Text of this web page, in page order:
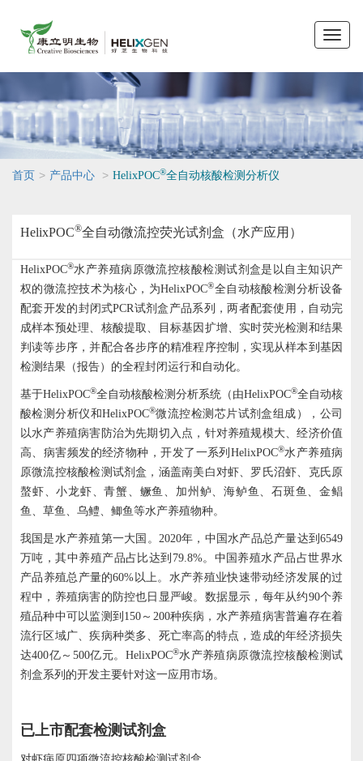
Toggle
首页 > 产品中心 > HelixPOC®全自动核酸检测分析仪
HelixPOC®全自动微流控荧光试剂盒（水产应用）
HelixPOC®水产养殖病原微流控核酸检测试剂盒是以自主知识产
权的微流控技术为核心，为HelixPOC®全自动核酸检测分析设备
配套开发的封闭式PCR试剂盒产品系列，两者配套使用，自动完
成样本预处理、核酸提取、目标基因扩增、实时荧光检测和结果
判读等步序，并配合各步序的精准程序控制，实现从样本到基因
检测结果（报告）的全程封闭运行和自动化。
基于HelixPOC®全自动核酸检测分析系统（由HelixPOC®全自动核
酸检测分析仪和HelixPOC®微流控检测芯片试剂盒组成），公司
以水产养殖病害防治为先期切入点，针对养殖规模大、经济价值
高、病害频发的经济物种，开发了一系列HelixPOC®水产养殖病
原微流控核酸检测试剂盒，涵盖南美白对虾、罗氏沼虾、克氏原
螯虾、小龙虾、青蟹、鳜鱼、加州鲈、海鲈鱼、石斑鱼、金鲳
鱼、草鱼、乌鳢、鲫鱼等水产养殖物种。
我国是水产养殖第一大国。2020年，中国水产品总产量达到6549
万吨，其中养殖产品占比达到79.8%。中国养殖水产品占世界水
产品养殖总产量的60%以上。水产养殖业快速带动经济发展的过
程中，养殖病害的防控也日显严峻。数据显示，每年从约90个养
殖品种中可以监测到150～200种疾病，水产养殖病害普遍存在着
流行区域广、疾病种类多、死亡率高的特点，造成的年经济损失
达400亿～500亿元。HelixPOC®水产养殖病原微流控核酸检测试
剂盒系列的开发主要针对这一应用市场。
已上市配套检测试剂盒